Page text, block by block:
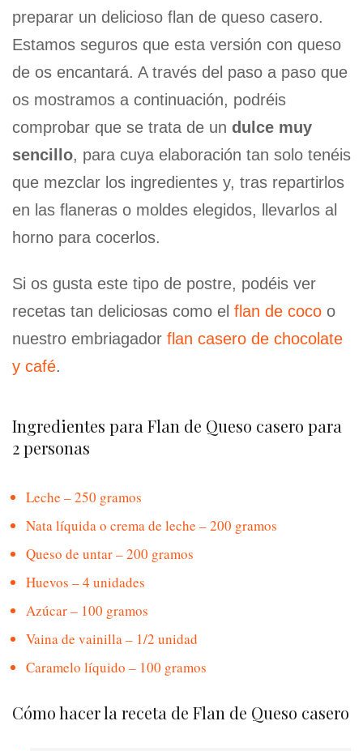
preparar un delicioso flan de queso casero.
Estamos seguros que esta versión con queso
de os encantará. A través del paso a paso que
os mostramos a continuación, podréis
comprobar que se trata de un dulce muy
sencillo, para cuya elaboración tan solo tenéis
que mezclar los ingredientes y, tras repartirlos
en las flaneras o moldes elegidos, llevarlos al
horno para cocerlos.
Si os gusta este tipo de postre, podéis ver
recetas tan deliciosas como el flan de coco o
nuestro embriagador flan casero de chocolate
y café.
Ingredientes para Flan de Queso casero para
2 personas
Leche – 250 gramos
Nata líquida o crema de leche – 200 gramos
Queso de untar – 200 gramos
Huevos – 4 unidades
Azúcar – 100 gramos
Vaina de vainilla – 1/2 unidad
Caramelo líquido – 100 gramos
Cómo hacer la receta de Flan de Queso casero